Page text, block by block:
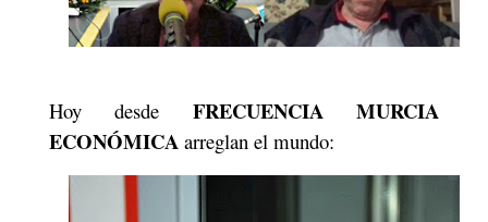
Hoy desde FRECUENCIA MURCIA
ECONÓMICAarreglan el mundo: